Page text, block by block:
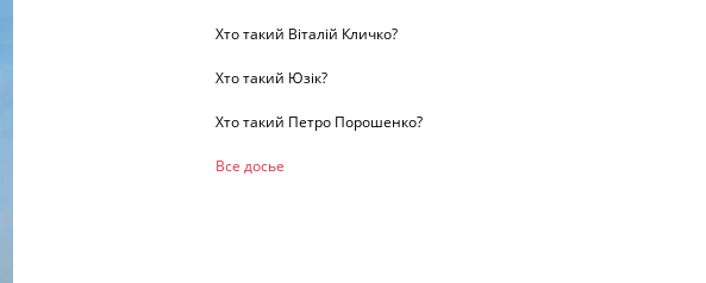
Хто такий Віталій Кличко?
Хто такий Юзік?
Хто такий Петро Порошенко?
Все досье